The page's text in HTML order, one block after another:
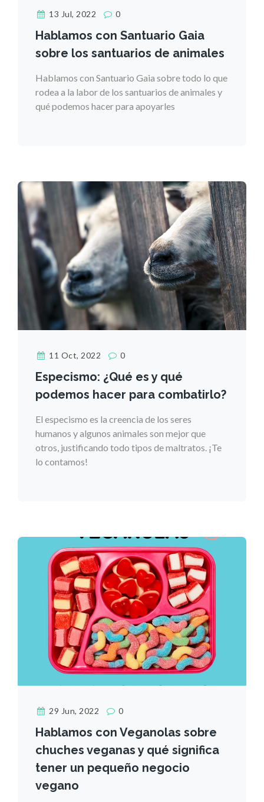
13 Jul, 2022 0
Hablamos con Santuario Gaia
sobre los santuarios de animales
Hablamos con Santuario Gaia sobre todo lo que
rodea a la labor de los santuarios de animales y
qué podemos hacer para apoyarles
11 Oct, 2022 0
Especismo: ¿Qué es y qué
podemos hacer para combatirlo?
El especismo es la creencia de los seres
humanos y algunos animales son mejor que
otros, justificando todo tipos de maltratos. ¡Te
lo contamos!
29 Jun, 2022 0
Hablamos con Veganolas sobre
chuches veganas y qué significa
tener un pequeño negocio
vegano